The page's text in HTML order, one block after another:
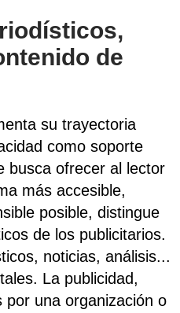
de
su trayectoria
como soporte
busca ofrecer al lector
más accesible,
posible, distingue
de los publicitarios.
noticias, análisis...
La publicidad,
por una organización o